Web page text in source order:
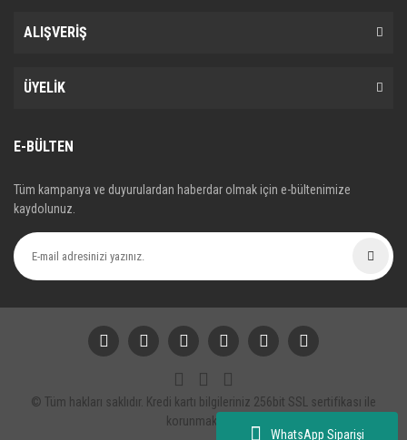
WhatsApp Siparişi
ALIŞVERİŞ
ÜYELİK
E-BÜLTEN
Tüm kampanya ve duyurulardan haberdar olmak için e-bültenimize
kaydolunuz.
© Tüm hakları saklıdır. Kredi kartı bilgileriniz 256bit SSL sertifikası ile
korunmaktadır.